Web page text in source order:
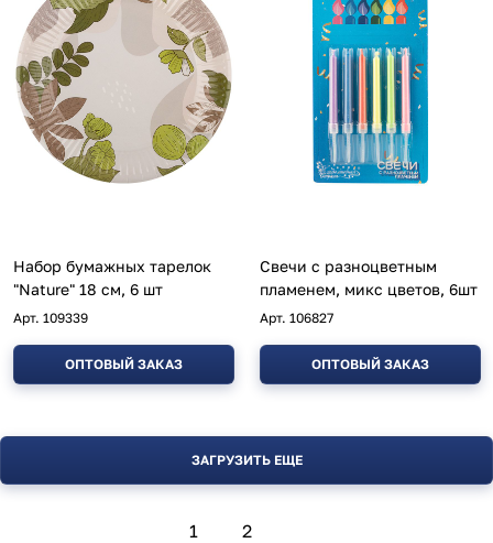
Набор бумажных тарелок
"Nature" 18 см, 6 шт
Арт. 109339
ОПТОВЫЙ ЗАКАЗ
Свечи с разноцветным
пламенем, микс цветов, 6шт
Арт. 106827
ОПТОВЫЙ ЗАКАЗ
ЗАГРУЗИТЬ ЕЩЕ
1 2